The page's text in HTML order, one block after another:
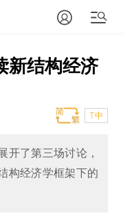
新结构经济
T中
开了第三场讨论，
构经济学框架下的